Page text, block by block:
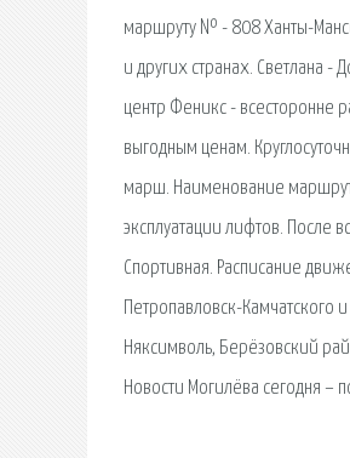
маршруту № - 808 Ханты-
и других странах. Светлана
центр Феникс - всесторонне
выгодным ценам.
марш. Наименование
эксплуатации лифтов. После
Спортивная. Расписание
Петропавловск-
Няксимволь, Берёзовский
Новости Могилёва сегодня –